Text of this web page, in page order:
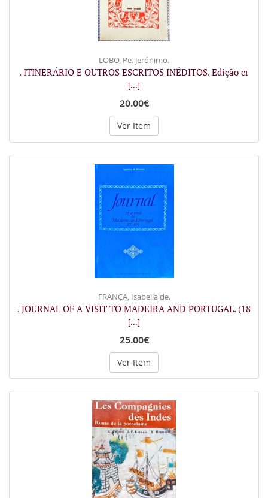
LOBO, Pe. Jerónimo.
. ITINERÁRIO E OUTROS ESCRITOS INÉDITOS. Edição cr
[...]
20.00€
Ver Item
FRANÇA, Isabella de.
. JOURNAL OF A VISIT TO MADEIRA AND PORTUGAL. (18
[...]
25.00€
Ver Item